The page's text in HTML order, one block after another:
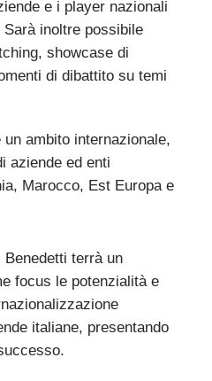
e i player nazionali
inoltre possibile
showcase di
di dibattito su temi
ambito internazionale,
aziende ed enti
Marocco, Est Europa e
Benedetti terrà un
focus le potenzialità e
italiane, presentando